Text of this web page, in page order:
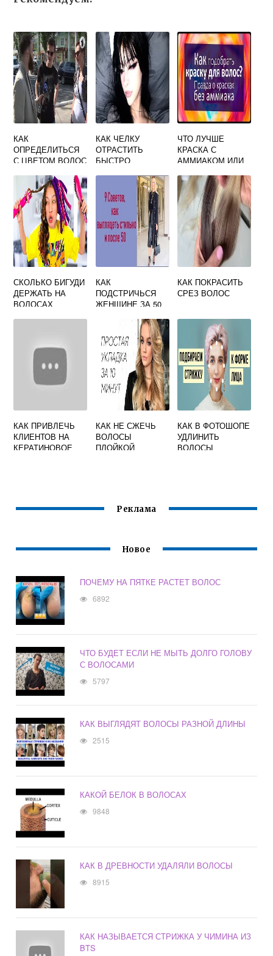
КАК
ОПРЕДЕЛИТЬСЯ
С ЦВЕТОМ ВОЛОС
БРЮНЕТКА
КАК ЧЕЛКУ
ОТРАСТИТЬ
БЫСТРО
ЧТО ЛУЧШЕ
КРАСКА С
АММИАКОМ ИЛИ
СКОЛЬКО БИГУДИ
ДЕРЖАТЬ НА
ВОЛОСАХ
КАК
ПОДСТРИЧЬСЯ
ЖЕНЩИНЕ ЗА 50
ВЫГЛЯДЕТЬ
СТИЛЬНО
КАК ПОКРАСИТЬ
СРЕЗ ВОЛОС
КАК ПРИВЛЕЧЬ
КЛИЕНТОВ НА
КЕРАТИНОВОЕ
КАК НЕ СЖЕЧЬ
ВОЛОСЫ
ПЛОЙКОЙ
КАК В ФОТОШОПЕ
УДЛИНИТЬ
ВОЛОСЫ
Реклама
Новое
ПОЧЕМУ НА ПЯТКЕ РАСТЕТ ВОЛОС
6892
ЧТО БУДЕТ ЕСЛИ НЕ МЫТЬ ДОЛГО ГОЛОВУ
С ВОЛОСАМИ
5797
КАК ВЫГЛЯДЯТ ВОЛОСЫ РАЗНОЙ ДЛИНЫ
2515
КАКОЙ БЕЛОК В ВОЛОСАХ
9848
КАК В ДРЕВНОСТИ УДАЛЯЛИ ВОЛОСЫ
8915
КАК НАЗЫВАЕТСЯ СТРИЖКА У ЧИМИНА ИЗ
BTS